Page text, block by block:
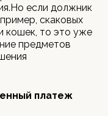
если должник
скаковых
кошек, то это уже
предметов
платеж